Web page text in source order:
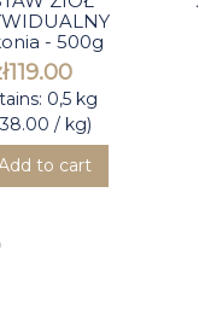
- 500g
0,5 kg
/ kg)
to cart